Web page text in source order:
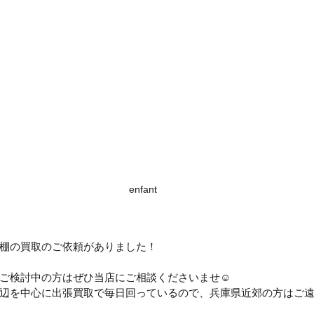
enfant
の買取のご依頼がありました！
検討中の方はぜひ当店にご相談くださいませ☺
を中心に出張買取で毎日回っているので、兵庫県近郊の方はご